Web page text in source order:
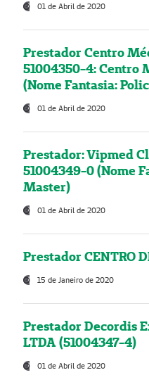
01 de Abril de 2020
Prestador Centro
51004350-4: Centro
(Nome Fantasia:
01 de Abril de 2020
Prestador: Vipmed
51004349-0 (Nome
Master)
01 de Abril de 2020
Prestador CENTRO
15 de Janeiro de 2020
Prestador Decordis
LTDA (51004347-4)
01 de Abril de 2020